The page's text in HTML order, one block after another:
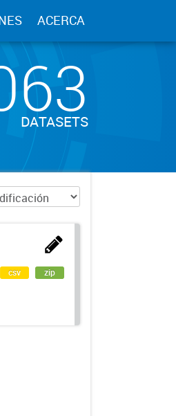
ACERCA
DATASETS
csv zip